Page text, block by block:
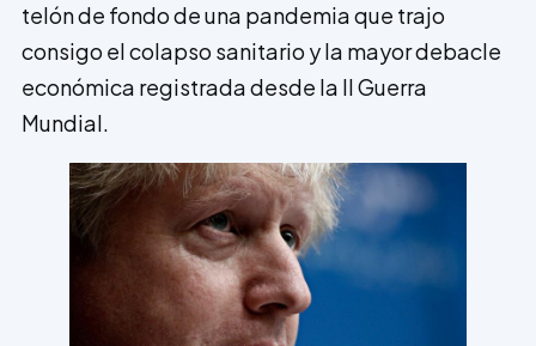
telón de fondo de una pandemia que trajo
consigo el colapso sanitario y la mayor debacle
económica registrada desde la II Guerra
Mundial.